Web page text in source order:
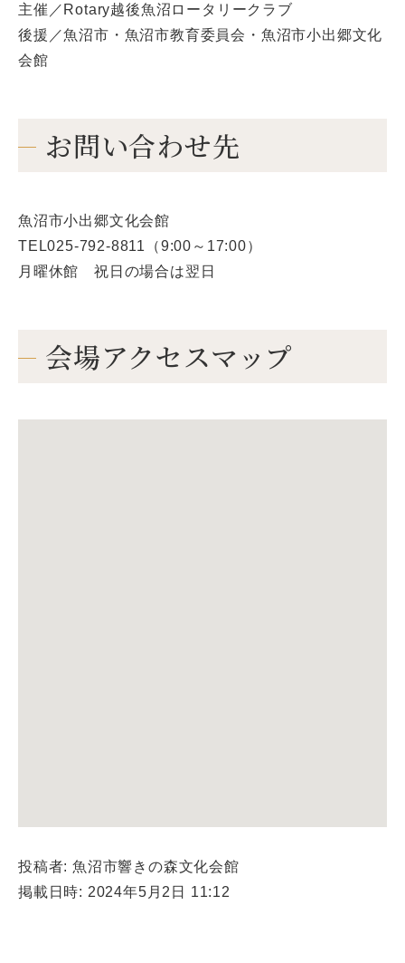
主催／Rotary越後魚沼ロータリークラブ
後援／魚沼市・魚沼市教育委員会・魚沼市小出郷文化
会館
お問い合わせ先
魚沼市小出郷文化会館
TEL025-792-8811（9:00～17:00）
月曜休館 祝日の場合は翌日
会場アクセスマップ
投稿者: 魚沼市響きの森文化会館
掲載日時: 2024年5月2日 11:12